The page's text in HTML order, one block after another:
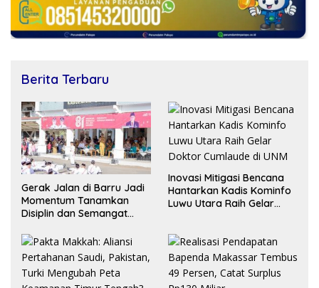
Berita Terbaru
Gerak Jalan di Barru Jadi
Momentum Tanamkan
Disiplin dan Semangat
Inovasi Mitigasi Bencana
Hantarkan Kadis Kominfo
Luwu Utara Raih Gelar